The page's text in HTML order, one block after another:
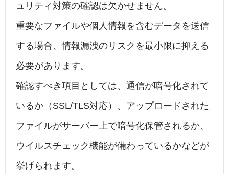
ュリティ対策の確認は欠かせません。
重要なファイルや個人情報を含むデータを送信
する場合、情報漏洩のリスクを最小限に抑える
必要があります。
確認すべき項目としては、通信が暗号化されて
いるか（SSL/TLS対応）、アップロードされた
ファイルがサーバー上で暗号化保管されるか、
ウイルスチェック機能が備わっているかなどが
挙げられます。